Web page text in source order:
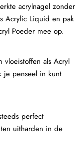
acrylnagel zonder
Acrylic Liquid en pak
Poeder mee op.
als Acryl
je penseel in kunt
perfect
uitharden in de